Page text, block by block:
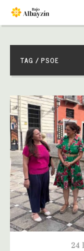
TAG / PSOE
24